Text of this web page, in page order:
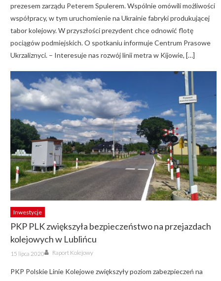
prezesem zarządu Peterem Spulerem. Wspólnie omówili możliwości
współpracy, w tym uruchomienie na Ukrainie fabryki produkującej
tabor kolejowy. W przyszłości prezydent chce odnowić flotę
pociągów podmiejskich. O spotkaniu informuje Centrum Prasowe
Ukrzaliznyci. – Interesuje nas rozwój linii metra w Kijowie, […]
Inwestycje
PKP PLK zwiększyła bezpieczeństwo na przejazdach
kolejowych w Lublińcu
Posted
on
15 lipca 2020 Author
Raport Kolejowy
PKP Polskie Linie Kolejowe zwiększyły poziom zabezpieczeń na